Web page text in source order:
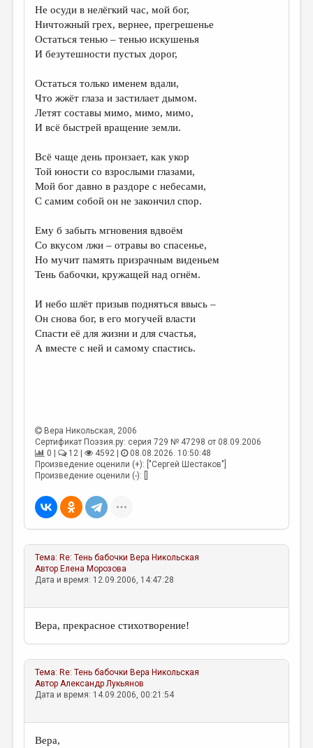
КОЛОНКА РЕДАКТОРА
РЕДКОЛЛЕГИЯ
МАЛАЯ ПРОЗА
ЭССЕИСТИКА
КУЛЬТУРОВЕДЕНИЕ
ПУБЛИЦИСТИКА
ЦИКЛЫ ПУБЛИКАЦИЙ
ТРЕДИАКОВСКИЙ
ВКОНТАКТЕ
Не осуди в нелёгкий час, мой бог,
Ничтожный грех, вернее, прегрешенье
Остаться тенью – тенью искушенья
И безутешности пустых дорог,
Остаться только именем вдали,
Что жжёт глаза и застилает дымом.
Летят составы мимо, мимо, мимо,
И всё быстрей вращение земли.
Всё чаще день пронзает, как укор
Той юности со взрослыми глазами,
Мой бог давно в раздоре с небесами,
С самим собой он не закончил спор.
Ему б забыть мгновения вдвоём
Со вкусом лжи – отравы во спасенье,
Но мучит память призрачным виденьем
Тень бабочки, кружащей над огнём.
И небо шлёт призыв подняться ввысь –
Он снова бог, в его могучей власти
Спасти её для жизни и для счастья,
А вместе с ней и самому спастись.
Вера Никольская , 2006
Сертификат Поэзия.ру: серия 729 № 47298 от 08.09.2006
0 |
12 | 4592 |
08.08.2026. 10:50:48
Произведение оценили (+): ["Сергей Шестаков"]
Произведение оценили (-): []
Тема:Re: Тень бабочки Вера Никольская
АвторЕлена Морозова
Дата и время: 12.09.2006, 14:47:28
Вера, прекрасное стихотворение!
Тема:Re: Тень бабочки Вера Никольская
Автор Александр Лукьянов
Дата и время: 14.09.2006, 00:21:54
Вера,